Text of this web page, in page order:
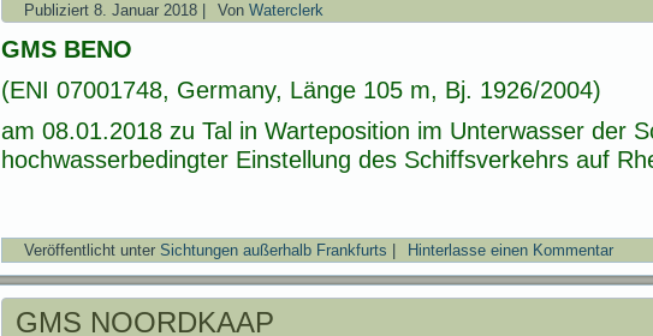
Publiziert 8. Januar 2018 Von Waterclerk
GMS BENO
(ENI 07001748, Germany, Länge 105 m, Bj. 1926/2004)
am 08.01.2018 zu Tal in Warteposition im Unterwasser der
hochwasserbedingter Einstellung des Schiffsverkehrs auf
Veröffentlicht unter Sichtungen außerhalb Frankfurts Hinterlasse einen Kommentar
GMS NOORDKAAP